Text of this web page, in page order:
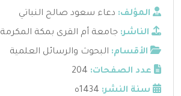
المؤلف: دعاء سعود صالح النباتي
الناشر: جامعة أم القرى بمكة المكرمة
الأقسام: البحوث والرسائل العلمية
عدد الصفحات: 204
سنة النشر: 1434ه